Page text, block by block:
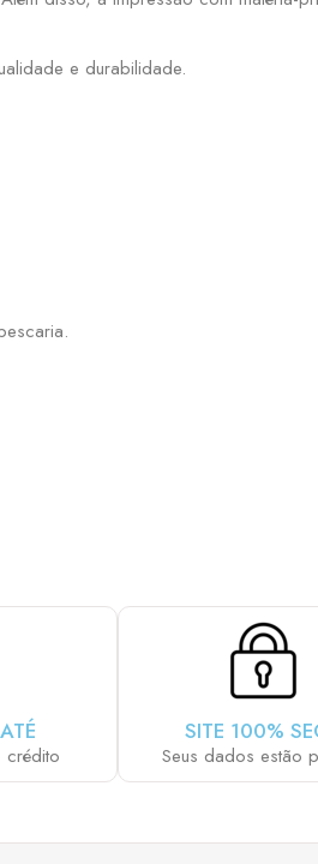
e durabilidade.
crédito
SITE 100%
Seus dados estão